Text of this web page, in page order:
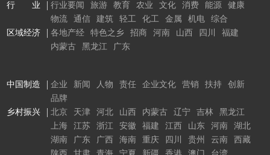
行 业
行业要闻 旅游 教育 农业 文化 消费 能源
健康
物流
通信 建筑 轻工 化工 金属 机电
综合
区域经济
各地产经 特色之乡 招商 河南 山西 四川
福建
内蒙古
黑龙江 广东
中国制造 企业 新闻 人物 责任 企业文化 营销 扶持
创新
品牌
乡村振兴
北京 天津 河北 山西 内蒙古 辽宁 吉林
黑龙江
上海
江苏 浙江 安徽 福建 江西 山东 河南
湖北
湖南
广东 广西 海南 重庆 四川 贵州 云南
西藏